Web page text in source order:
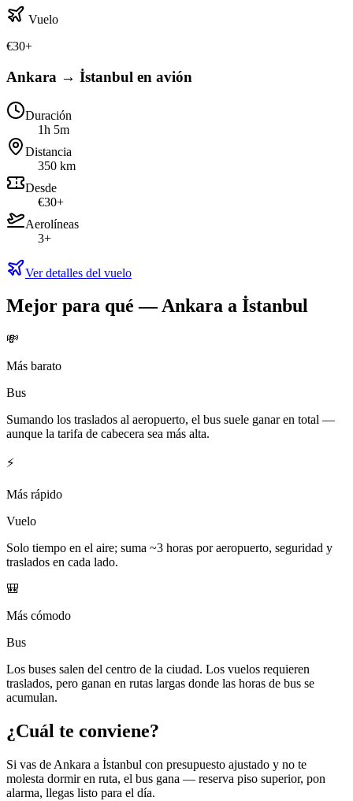
Vuelo
€30+
Ankara → İstanbul en avión
Duración
1h 5m
Distancia
350 km
Desde
€30+
Aerolíneas
3+
Ver detalles del vuelo
Mejor para qué — Ankara a İstanbul
💸
Más barato
Bus
Sumando los traslados al aeropuerto, el bus suele ganar en total —
aunque la tarifa de cabecera sea más alta.
⚡
Más rápido
Vuelo
Solo tiempo en el aire; suma ~3 horas por aeropuerto, seguridad y
traslados en cada lado.
🎒
Más cómodo
Bus
Los buses salen del centro de la ciudad. Los vuelos requieren
traslados, pero ganan en rutas largas donde las horas de bus se
acumulan.
¿Cuál te conviene?
Si vas de Ankara a İstanbul con presupuesto ajustado y no te
molesta dormir en ruta, el bus gana — reserva piso superior, pon
alarma, llegas listo para el día.